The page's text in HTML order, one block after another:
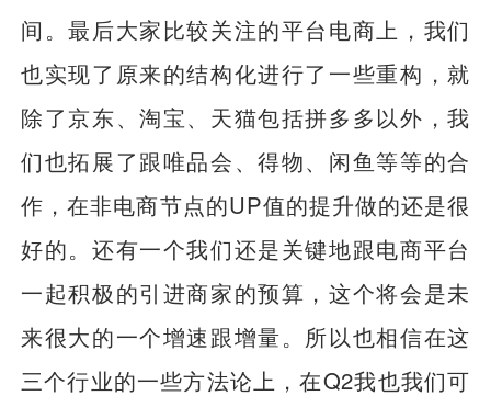
间。最后大家比较关注的平台电商上，我们
也实现了原来的结构化进行了一些重构，就
除了京东、淘宝、天猫包括拼多多以外，我
们也拓展了跟唯品会、得物、闲鱼等等的合
作，在非电商节点的UP值的提升做的还是很
好的。还有一个我们还是关键地跟电商平台
一起积极的引进商家的预算，这个将会是未
来很大的一个增速跟增量。所以也相信在这
三个行业的一些方法论上，在Q2我也我们可